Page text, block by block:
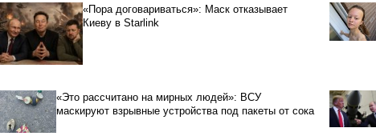
«Пора договариваться»: Маск отказывает
Киеву в Starlink
«Это рассчитано на мирных людей»: ВСУ
маскируют взрывные устройства под пакеты от сока